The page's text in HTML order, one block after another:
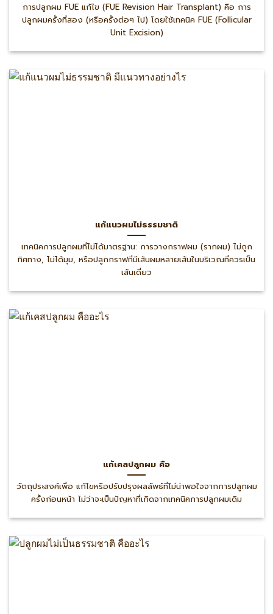
การปลูกผม FUE แก้ไข (FUE Revision Hair Transplant) คือ การ
ปลูกผมครั้งที่สอง (หรือครั้งต่อๆ ไป) โดยใช้เทคนิค FUE (Follicular
Unit Excision)
แก้แนวผมไม่ธรรมชาติ
เทคนิคการปลูกผมที่ไม่ได้มาตรฐาน: การวางกราฟผม (รากผม) ไม่ถูก
ทิศทาง, ไม่ได้มุม, หรือปลูกกราฟที่มีเส้นผมหลายเส้นในบริเวณที่ควรเป็น
เส้นเดี่ยว
แก้เคสปลูกผม คือ
วัตถุประสงค์เพื่อ แก้ไขหรือปรับปรุงผลลัพธ์ที่ไม่น่าพอใจจากการปลูกผม
ครั้งก่อนหน้า ไม่ว่าจะเป็นปัญหาที่เกิดจากเทคนิคการปลูกผมเดิม